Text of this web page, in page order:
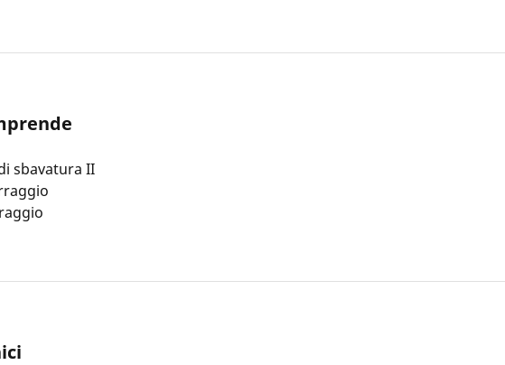
sbavatura II